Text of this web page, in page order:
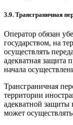
3.9. Трансграничная
Оператор обязан
государством, на
осуществлять
адекватная защита
начала
Трансграничная
территории
адекватной защиты
может